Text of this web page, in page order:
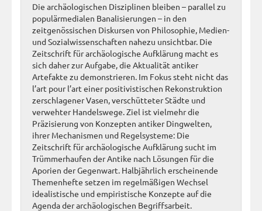
Die archäologischen Disziplinen bleiben – parallel zu
populärmedialen Banalisierungen – in den
zeitgenössischen Diskursen von Philosophie, Medien-
und Sozialwissenschaften nahezu unsichtbar. Die
Zeitschrift für archäologische Aufklärung macht es
sich daher zur Aufgabe, die Aktualität antiker
Artefakte zu demonstrieren. Im Fokus steht nicht das
l’art pour l’art einer positivistischen Rekonstruktion
zerschlagener Vasen, verschütteter Städte und
verwehter Handelswege. Ziel ist vielmehr die
Präzisierung von Konzepten antiker Dingwelten,
ihrer Mechanismen und Regelsysteme: Die
Zeitschrift für archäologische Aufklärung sucht im
Trümmerhaufen der Antike nach Lösungen für die
Aporien der Gegenwart. Halbjährlich erscheinende
Themenhefte setzen im regelmäßigen Wechsel
idealistische und empiristische Konzepte auf die
Agenda der archäologischen Begriffsarbeit.